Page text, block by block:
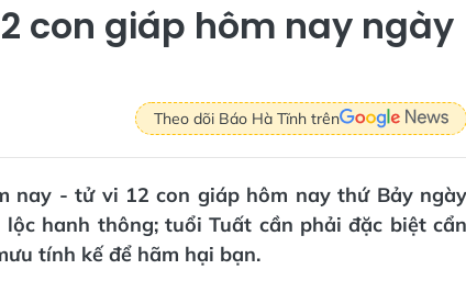
con giáp hôm nay ngày
Theo dõi Báo Hà Tĩnh trên
nay - tử vi 12 con giáp hôm nay thứ Bảy ngày
hanh thông; tuổi Tuất cần phải đặc biệt cẩn
tính kế để hãm hại bạn.